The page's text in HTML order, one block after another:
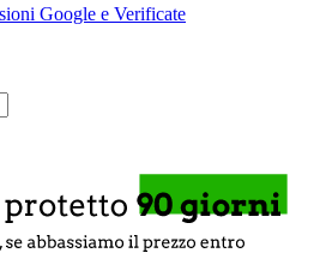
Google e Verificate